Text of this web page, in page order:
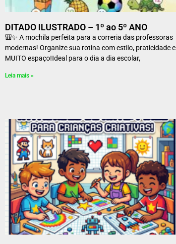
DITADO ILUSTRADO – 1º ao 5º ANO
🎒✨ A mochila perfeita para a correria das professoras
modernas! Organize sua rotina com estilo, praticidade e
MUITO espaço!Ideal para o dia a dia escolar,
Leia mais »